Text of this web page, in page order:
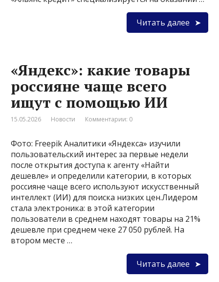
Читать далее
«Яндекс»: какие товары
россияне чаще всего
ищут с помощью ИИ
15.05.2026 Новости Комментарии: 0
Фото: Freepik Аналитики «Яндекса» изучили
пользовательский интерес за первые недели
после открытия доступа к агенту «Найти
дешевле» и определили категории, в которых
россияне чаще всего используют искусственный
интеллект (ИИ) для поиска низких цен.Лидером
стала электроника: в этой категории
пользователи в среднем находят товары на 21%
дешевле при среднем чеке 27 050 рублей. На
втором месте …
Читать далее